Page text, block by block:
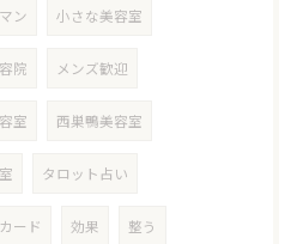
ン 小さな美容室
院 メンズ歓迎
室 西巣鴨美容室
タロット占い
ード 効果 整う